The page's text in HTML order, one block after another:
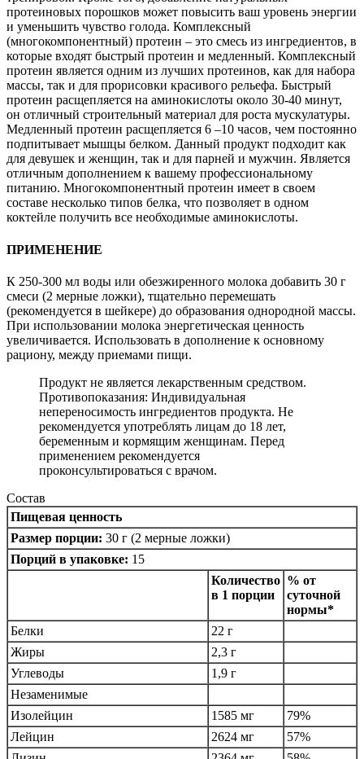
протеиновых порошков может повысить ваш уровень энергии
и уменьшить чувство голода. Комплексный
(многокомпонентный) протеин – это смесь из ингредиентов, в
которые входят быстрый протеин и медленный. Комплексный
протеин является одним из лучших протеинов, как для набора
массы, так и для прорисовки красивого рельефа. Быстрый
протеин расщепляется на аминокислоты около 30-40 минут,
он отличный строительный материал для роста мускулатуры.
Медленный протеин расщепляется 6 –10 часов, чем постоянно
подпитывает мышцы белком. Данный продукт подходит как
для девушек и женщин, так и для парней и мужчин. Является
отличным дополнением к вашему профессиональному
питанию. Многокомпонентный протеин имеет в своем
составе несколько типов белка, что позволяет в одном
коктейле получить все необходимые аминокислоты.
ПРИМЕНЕНИЕ
К 250-300 мл воды или обезжиренного молока добавить 30 г
смеси (2 мерные ложки), тщательно перемешать
(рекомендуется в шейкере) до образования однородной массы.
При использовании молока энергетическая ценность
увеличивается. Использовать в дополнение к основному
рациону, между приемами пищи.
Продукт не является лекарственным средством.
Противопоказания: Индивидуальная
непереносимость ингредиентов продукта. Не
рекомендуется употреблять лицам до 18 лет,
беременным и кормящим женщинам. Перед
применением рекомендуется
проконсультироваться с врачом.
Состав
Пищевая ценность
Размер порции: 30 г (2 мерные ложки)
Порций в упаковке: 15
Количество
в 1 порции
% от
суточной
нормы*
Белки
22 г
Жиры
2,3 г
Углеводы
1,9 г
Незаменимые
Изолейцин
1585 мг
79%
Лейцин
2624 мг
57%